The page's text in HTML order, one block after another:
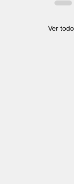
Ver todo